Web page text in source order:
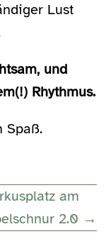
Lust
und
Rhythmus.
Spaß.
am
2.0 →